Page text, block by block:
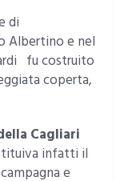
di
Albertino e nel
fu costruito
coperta,
Cagliari
infatti il
e